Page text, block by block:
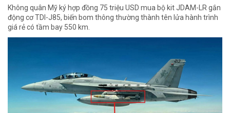
Không quân Mỹ ký hợp đồng 75 triệu USD mua bộ kit JDAM-LR gắn
động cơ TDI-J85, biến bom thông thường thành tên lửa hành trình
giá rẻ có tầm bay 550 km.